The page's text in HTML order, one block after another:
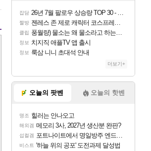
잡담 26년 7월 팔로우 상승량 TOP 30 - 월간 치지직
짤방 젠레스 존 제로 캐릭터 코스프레한 꽁주
클립 풍월량) 물소는 왜 물소라고 하는거야? 아! 그만 ㅋㅋ
정보 치지직 애플TV 앱 출시
정보 룩삼 니니 초대석 안내
더보기+
오늘의 팟벤 오늘의 핫벤
명조 힐러는 안나오고
해외겜 메모리 3사, 2027년 생산분 완판?
섭컬겜 포트나이트에서 명일방주 엔드필드 [펠리카] 판매 예정
비스트 '하늘 위의 공포' 도전과제 달성법